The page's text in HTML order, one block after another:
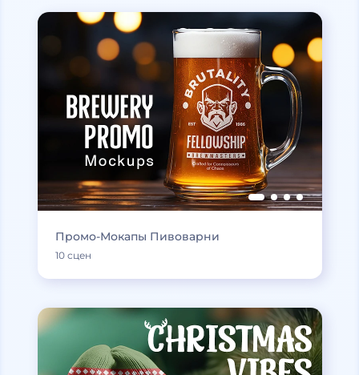
Промо-Мокапы Пивоварни
10 сцен